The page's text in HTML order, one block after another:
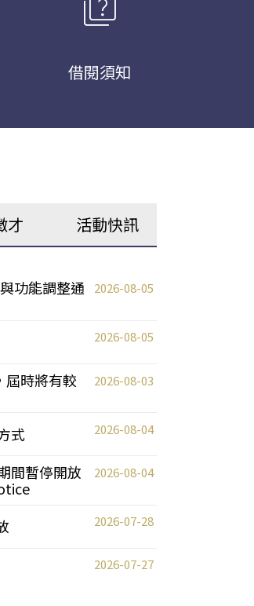
借閱須知
才 活動快訊
功能調整通
2026-08-05
2026-08-05
屆時將有較
2026-08-03
式 2026-08-04
間暫停開放
2026-08-04
2026-07-28
2026-07-27